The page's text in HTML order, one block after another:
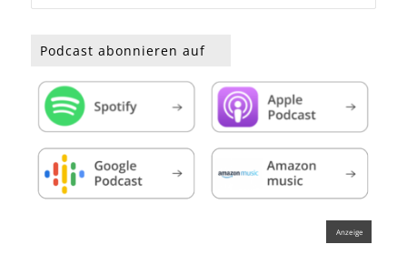
Podcast abonnieren auf